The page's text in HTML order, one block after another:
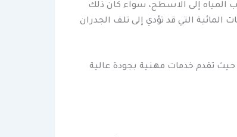
المياه إلى الاسطح، سواء كان ذلك
المائية التي قد تؤدي إلى تلف الجدران
تقدم خدمات مهنية بجودة عالية